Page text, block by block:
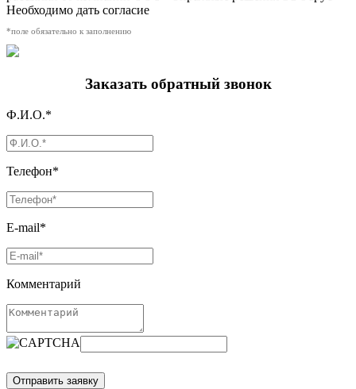
Необходимо дать согласие
*поле обязательно к заполнению
Заказать обратный звонок
Ф.И.О.*
Телефон*
E-mail*
Комментарий